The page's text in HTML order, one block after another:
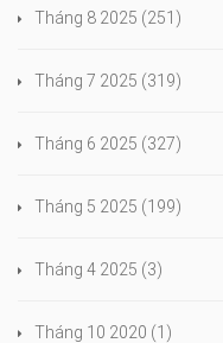
Tháng 8 2025 (251)
Tháng 7 2025 (319)
Tháng 6 2025 (327)
Tháng 5 2025 (199)
Tháng 4 2025 (3)
Tháng 10 2020 (1)